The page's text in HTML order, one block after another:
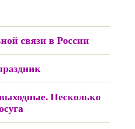
связи в России
Несколько